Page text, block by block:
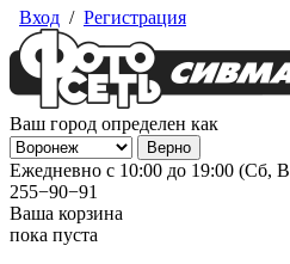
Вход / Регистрация
Ваш город определен как
Ежедневно с 10:00 до 19:00 (Сб,
255−90−91
Ваша корзина
пока пуста